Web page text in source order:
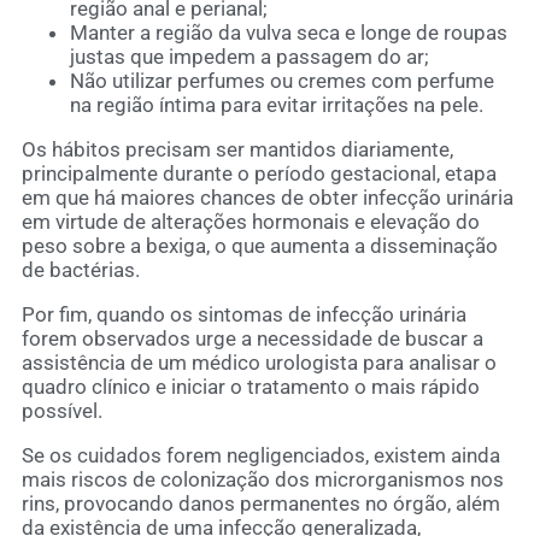
região anal e perianal;
Manter a região da vulva seca e longe de roupas
justas que impedem a passagem do ar;
Não utilizar perfumes ou cremes com perfume
na região íntima para evitar irritações na pele.
Os hábitos precisam ser mantidos diariamente,
principalmente durante o período gestacional, etapa
em que há maiores chances de obter infecção urinária
em virtude de alterações hormonais e elevação do
peso sobre a bexiga, o que aumenta a disseminação
de bactérias.
Por fim, quando os sintomas de infecção urinária
forem observados urge a necessidade de buscar a
assistência de um médico urologista para analisar o
quadro clínico e iniciar o tratamento o mais rápido
possível.
Se os cuidados forem negligenciados, existem ainda
mais riscos de colonização dos microrganismos nos
rins, provocando danos permanentes no órgão, além
da existência de uma infecção generalizada,